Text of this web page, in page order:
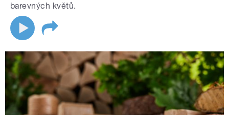
barevných květů.